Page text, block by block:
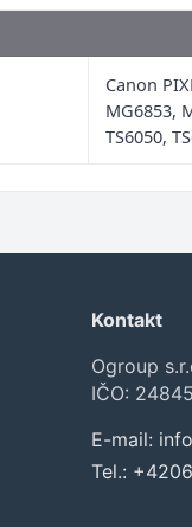
Canon
MG6853,
TS6050,
Kontakt
Ogroup
IČO:
E-mail:
Tel.: